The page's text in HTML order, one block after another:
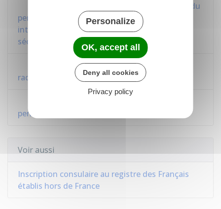
Consulter et télécharger les informations du
permis de conduire : solde de points, relevé
intégral, attestation de droit à conduire
sécurisée...
Demander ses certificats (inscription ou
radiation) et sa carte consulaire
permis de conduire
Voir aussi
Inscription consulaire au registre des Français
établis hors de France
Personalize
OK, accept all
Deny all cookies
Privacy policy